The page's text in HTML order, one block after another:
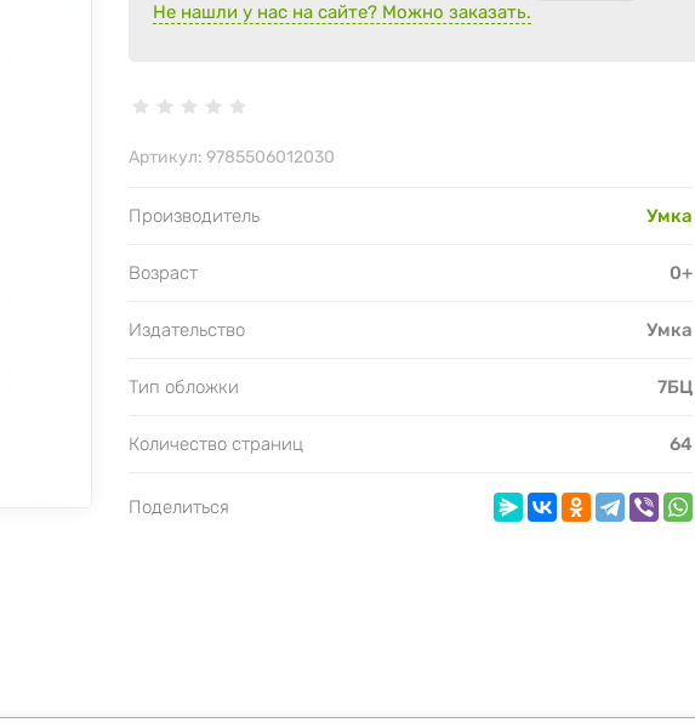
Не нашли у нас на сайте? Можно заказать.
Артикул: 9785506012030
Производитель Умка
Возраст 0+
Издательство Умка
Тип обложки 7БЦ
Количество страниц 64
Поделиться